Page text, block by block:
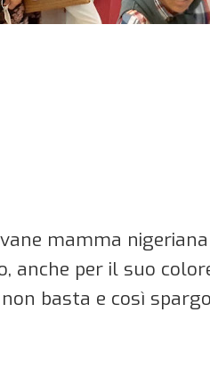
mamma
anche per il suo
basta e così